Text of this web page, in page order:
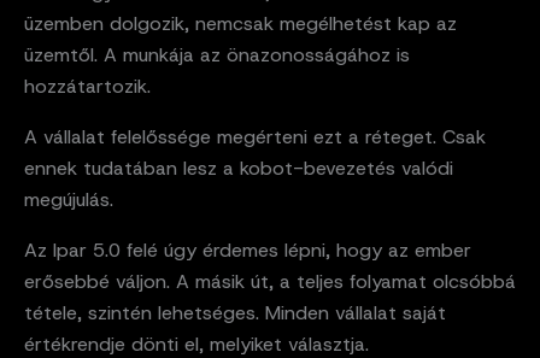
üzemben dolgozik, nemcsak megélhetést kap az
üzemtől. A munkája az önazonosságához is
hozzátartozik.
A vállalat felelőssége megérteni ezt a réteget. Csak
ennek tudatában lesz a kobot-bevezetés valódi
megújulás.
Az Ipar 5.0 felé úgy érdemes lépni, hogy az ember
erősebbé váljon. A másik út, a teljes folyamat olcsóbbá
tétele, szintén lehetséges. Minden vállalat saját
értékrendje dönti el, melyiket választja.